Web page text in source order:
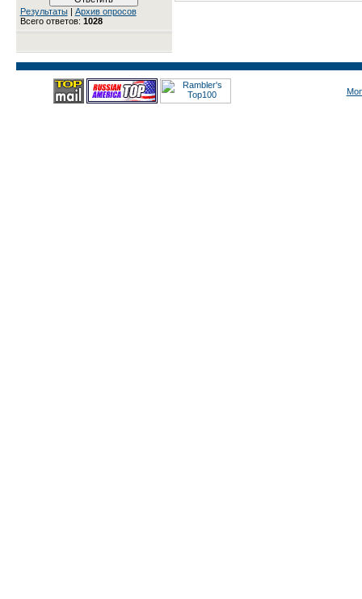
Результаты| Архив опросов
Всего ответов: 1028